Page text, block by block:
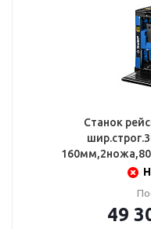
Станок
49